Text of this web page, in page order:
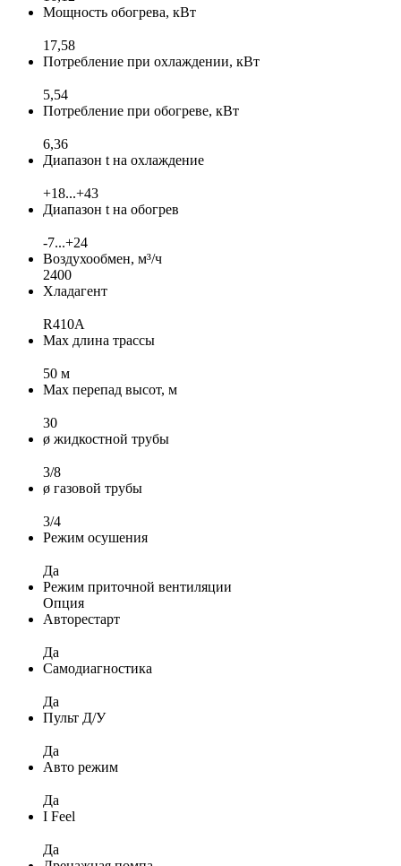
Мощность обогрева, кВт
17,58
Потребление при охлаждении, кВт
5,54
Потребление при обогреве, кВт
6,36
Диапазон t на охлаждение
+18...+43
Диапазон t на обогрев
-7...+24
Воздухообмен, м³/ч
2400
Хладагент
R410A
Max длина трассы
50 м
Max перепад высот, м
30
ø жидкостной трубы
3/8
ø газовой трубы
3/4
Режим осушения
Да
Режим приточной вентиляции
Опция
Авторестарт
Да
Самодиагностика
Да
Пульт Д/У
Да
Авто режим
Да
I Feel
Да